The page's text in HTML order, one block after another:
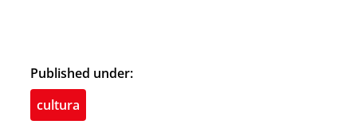
Published under:
cultura